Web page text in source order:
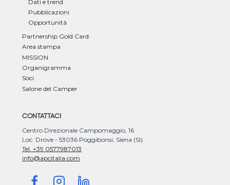
Dati e trend
Pubblicazioni
Opportunità
Partnership Gold Card
Area stampa
MISSION
Organigramma
Soci
Salone del Camper
CONTATTACI
Centro Direzionale Campomaggio, 16
Loc. Drove - 53036 Poggibonsi, Siena (SI)
Tel. +39 0577987013
info@apcitalia.com